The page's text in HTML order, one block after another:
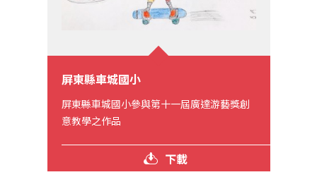
屏東縣車城國小
屏東縣車城國小參與第十一屆廣達游藝獎創
意教學之作品
下載